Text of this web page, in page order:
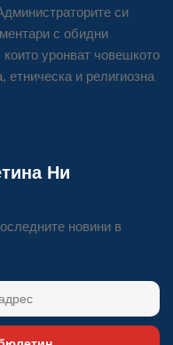
си
с обидни
уронват човешкото
етническа и религиозна
Ни
новини в